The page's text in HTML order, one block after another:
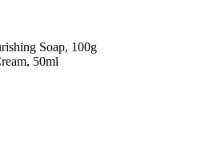
Soap, 100g
50ml